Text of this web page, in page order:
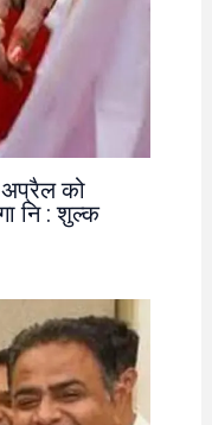
अप्रैल को
नि : शुल्क